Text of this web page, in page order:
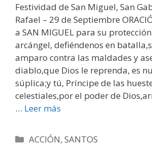
Festividad de San Miguel, San
Rafael – 29 de Septiembre
a SAN MIGUEL para su
arcángel, defiéndenos en
amparo contra las maldades y
diablo,que Dios le reprenda, es
súplica;y tú, Príncipe de las
celestiales,por el poder de
… Leer más
Categorías
ACCIÓN,SANTOS